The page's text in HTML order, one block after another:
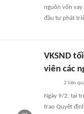
nguồn vốn vay
đầu tư phát
VKSND
viên các
2 liên
Ngày 9/2, tại
trao Quyết